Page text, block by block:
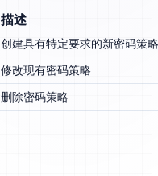
描述
创建具有特定要求的新密码策略
修改现有密码策略
删除密码策略